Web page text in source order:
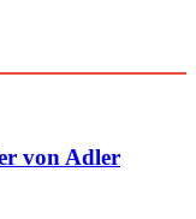
von Adler